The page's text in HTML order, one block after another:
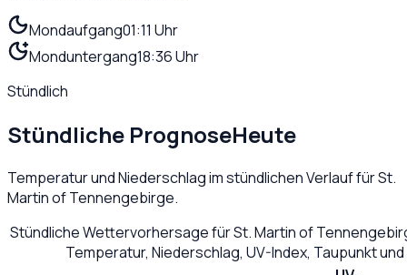
Mondaufgang01:11 Uhr
Monduntergang18:36 Uhr
Stündlich
Stündliche PrognoseHeute
Temperatur und Niederschlag im stündlichen Verlauf fürSt.
Martin of Tennengebirge.
Stündliche Wettervorhersage fürSt. Martin of
Temperatur, Niederschlag, UV-Index, Taupunkt